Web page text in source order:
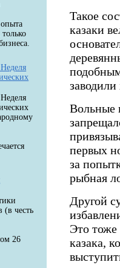
(в честь
26
Такое
казаки
Вольные
первых
за
рыбная
Другой
Это тоже
казака,